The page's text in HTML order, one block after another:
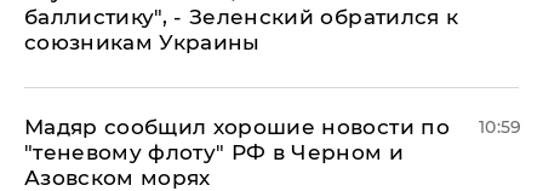
баллистику", - Зеленский обратился к
союзникам Украины
Мадяр сообщил хорошие новости по
"теневому флоту" РФ в Черном и
Азовском морях
10:59